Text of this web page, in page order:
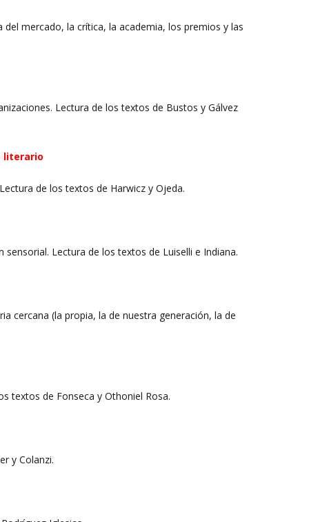
mercado, la crítica, la academia, los premios y las
Lectura de los textos de Bustos y Gálvez
literario
de los textos de Harwicz y Ojeda.
Lectura de los textos de Luiselli e Indiana.
cercana (la propia, la de nuestra generación, la de
textos de Fonseca y Othoniel Rosa.
y Colanzi.